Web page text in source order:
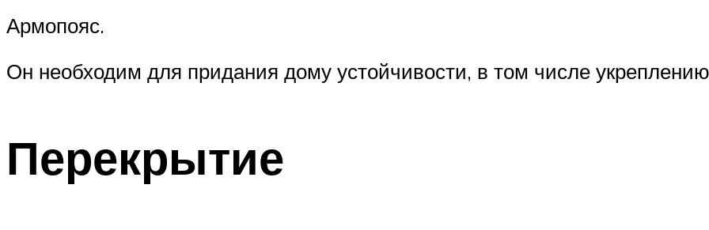
Армопояс.
Он необходим для придания дому устойчивости, в том числе
Перекрытие